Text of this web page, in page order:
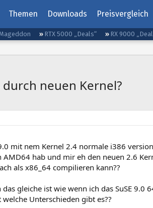
Themen Downloads Preisvergleich
RTX 5000 „Deals“ RX 9000
durch neuen Kernel?
mit nem Kernel 2.4 normale i386
AMD64 hab und mir eh den neuen 2.6
als x86_64 compilieren kann??
gleiche ist wie wenn ich das SuSE 9.0
Unterschieden gibt es??